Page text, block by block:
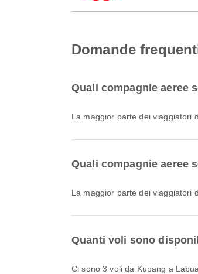
Domande
Quali compagnie aeree
La maggior parte dei viaggiatori
Quali compagnie aeree
La maggior parte dei viaggiatori
Quanti voli sono
Ci sono 3 voli da Kupang a